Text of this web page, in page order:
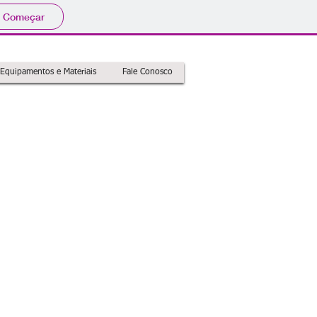
Começar
Equipamentos e Materiais Fale Conosco